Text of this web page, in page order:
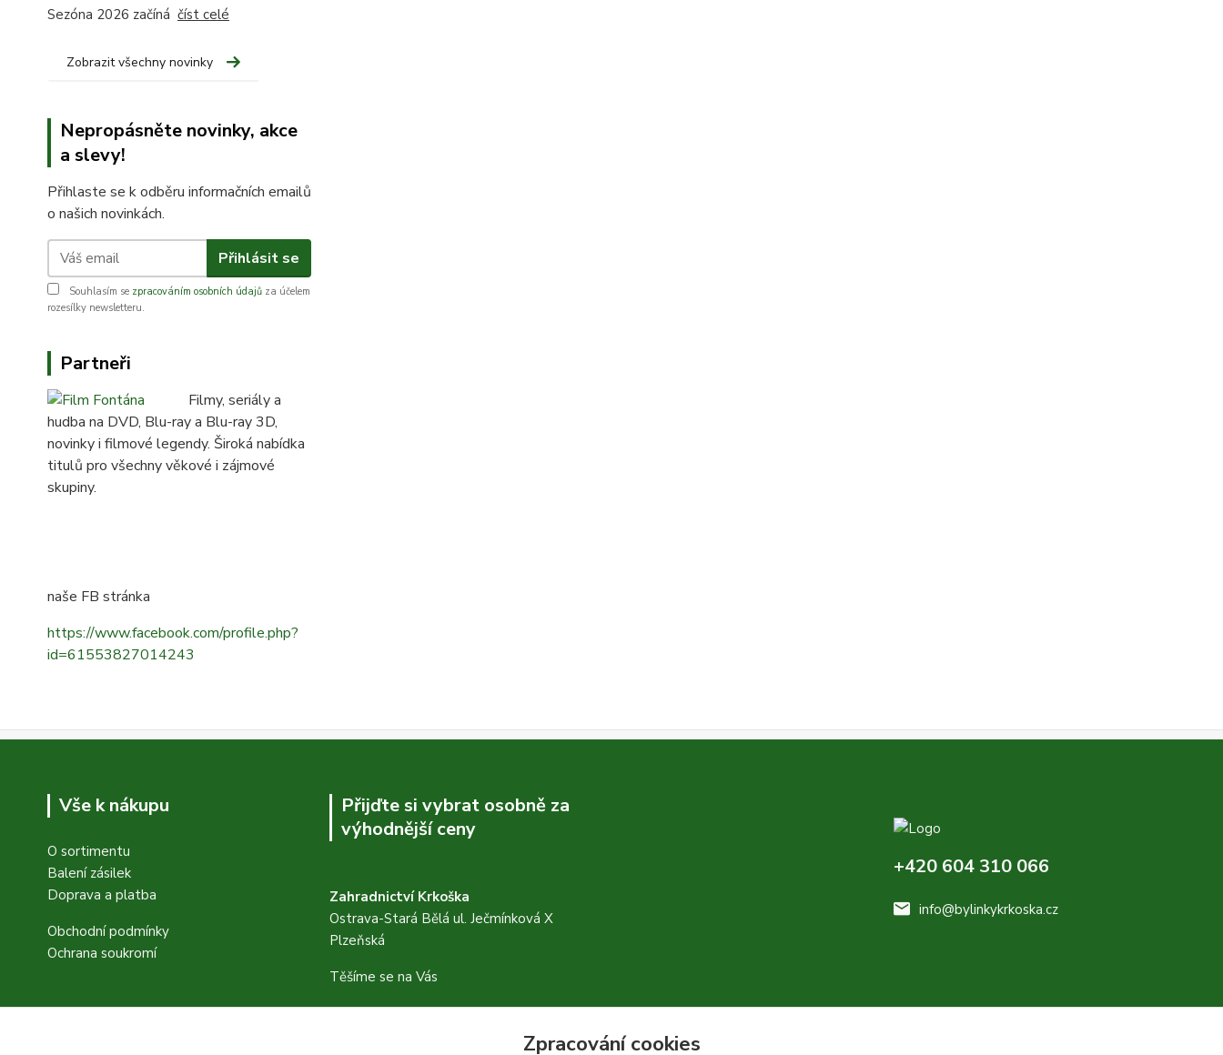
Sezóna 2026 začíná číst celé
Zobrazit všechny novinky
Nepropásněte novinky, akce
a slevy!
Přihlaste se k odběru informačních emailů
o našich novinkách.
Přihlásit se
Souhlasím se zpracováním osobních údajů za účelem
rozesílky newsletteru.
Partneři
Filmy, seriály a
hudba na DVD, Blu-ray a Blu-ray 3D,
novinky i filmové legendy. Široká nabídka
titulů pro všechny věkové i zájmové
skupiny.
naše FB stránka
https://www.facebook.com/profile.php?
id=61553827014243
Vše k nákupu
O sortimentu
Balení zásilek
Doprava a platba
Obchodní podmínky
Ochrana soukromí
Přijďte si vybrat osobně za
výhodnější ceny
Zahradnictví Krkoška
Ostrava-Stará Bělá ul. Ječmínková X
Plzeňská
Těšíme se na Vás
+420 604 310 066
info@bylinkykrkoska.cz
Zpracování cookies